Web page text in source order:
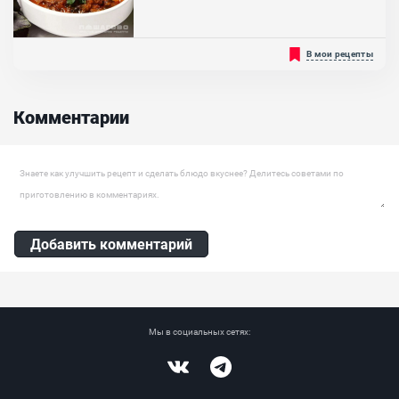
Свиная шея, Чеснок, Крутой кипяток, Масло растительное
Отличный вариант. Её не обязательно готовить из большого
разнообразия мяса и колбас. Понадобится только говядина...
Говядина, Лук репчатый, Огурцы солёные, Помидоры, Морковь ,
Чеснок, Зеленый перец чили, Аджика, Петрушка (зелень), Томатная
В мои рецепты
Комментарии
Оставить комментарий
Добавить комментарий
Мы в социальных сетях: